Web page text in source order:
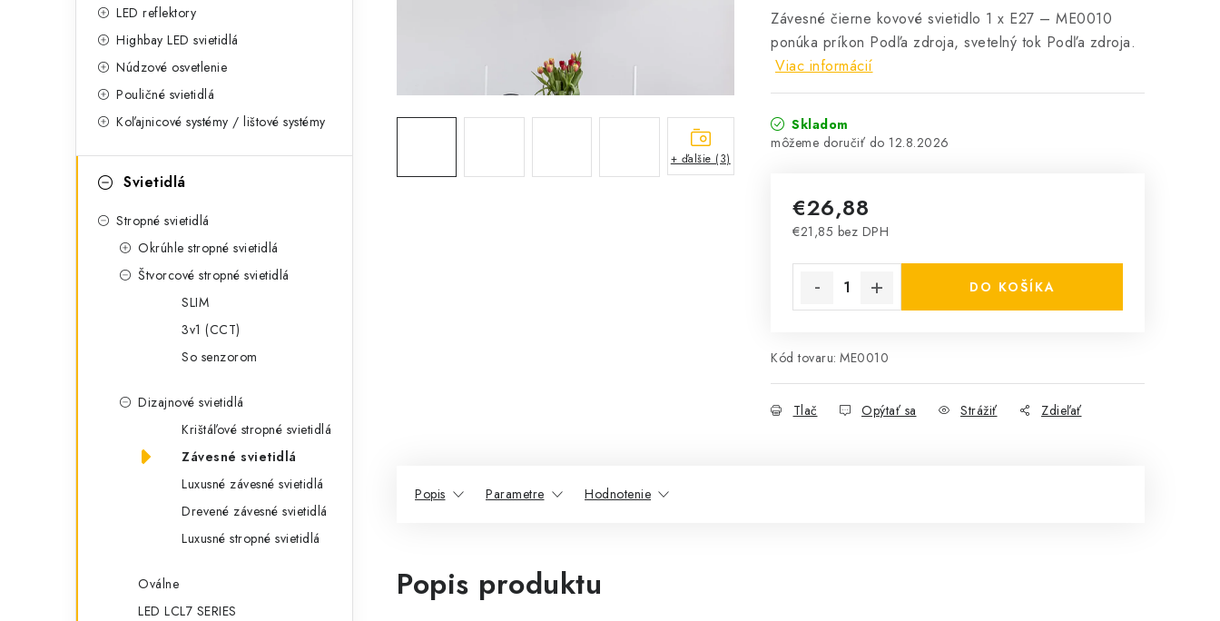
l
LED reflektory
Highbay LED svietidlá
Núdzové osvetlenie
Pouličné svietidlá
Koľajnicové systémy / lištové systémy
Svietidlá
Stropné svietidlá
Okrúhle stropné svietidlá
Štvorcové stropné svietidlá
SLIM
3v1 (CCT)
So senzorom
Dizajnové svietidlá
Krištáľové stropné svietidlá
Závesné svietidlá
Luxusné závesné svietidlá
Drevené závesné svietidlá
Luxusné stropné svietidlá
Oválne
LED LCL7 SERIES
Závesné čierne kovové svietidlo 1 x E27 – ME0010
ponúka príkon Podľa zdroja, svetelný tok Podľa zdroja.
Viac informácií
Skladom
12.8.2026
€26,88
€21,85 bez DPH
DO KOŠÍKA
Kód tovaru: ME0010
Tlač Opýtať sa Strážiť Zdieľať
+ ďalšie (3)
Popis Parametre Hodnotenie
Popis produktu